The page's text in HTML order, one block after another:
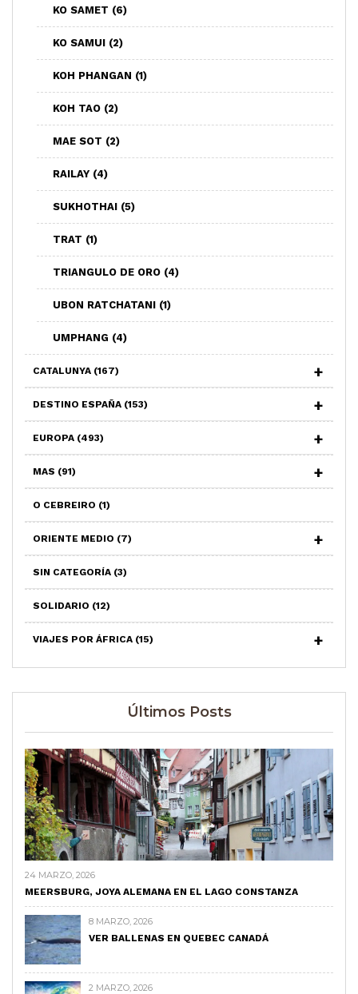
KO SAMET (6)
KO SAMUI (2)
KOH PHANGAN (1)
KOH TAO (2)
MAE SOT (2)
RAILAY (4)
SUKHOTHAI (5)
TRAT (1)
TRIANGULO DE ORO (4)
UBON RATCHATANI (1)
UMPHANG (4)
CATALUNYA (167)
DESTINO ESPAÑA (153)
EUROPA (493)
MAS (91)
O CEBREIRO (1)
ORIENTE MEDIO (7)
SIN CATEGORÍA (3)
SOLIDARIO (12)
VIAJES POR ÁFRICA (15)
Últimos Posts
24 MARZO, 2026
MEERSBURG, JOYA ALEMANA EN EL LAGO CONSTANZA
8 MARZO, 2026
VER BALLENAS EN QUEBEC CANADÁ
2 MARZO, 2026